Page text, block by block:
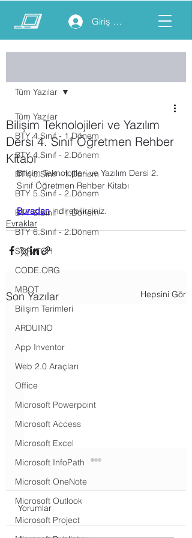
Giriş yap
Tüm Yazılar
BTY 4.Sınıf - 1.Dönem
BTY 4.Sınıf - 2.Dönem
BTY 5.Sınıf - 1.Dönem
BTY 5.Sınıf - 2.Dönem
BTY 6.Sınıf - 1.Dönem
BTY 6.Sınıf - 2.Dönem
SCRATCH
CODE.ORG
MBOT
Bilişim Terimleri
ARDUINO
App Inventor
Web 2.0 Araçları
Office
Microsoft Powerpoint
Microsoft Access
Microsoft Excel
Microsoft InfoPath
Microsoft OneNote
Microsoft Outlook
Microsoft Project
Tüm Yazılar
Bilişim Teknolojileri ve Yazılım
Dersi 4. Sınıf Öğretmen Rehber
Kitabı
Bilişim Teknolojileri ve Yazılım Dersi 2.
Sınıf Öğretmen Rehber Kitabı
Buradan indirebilirsiniz.
Evraklar
Son Yazılar Hepsini Gör
Bilgisayar Bilimi Dersi
Evrakları
Bilgisayar Bilimi Dersi
Yıllık Planları Bilgisayar
Bilimi - Kur 1 Yıllık Planı
Yorumlar